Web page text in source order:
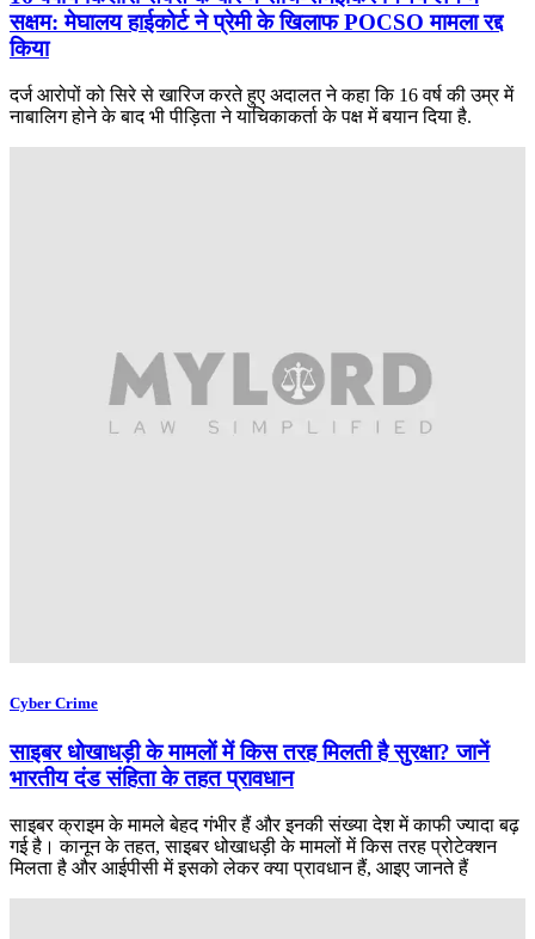
सक्षम: मेघालय हाईकोर्ट ने प्रेमी के खिलाफ POCSO मामला रद्द
किया
दर्ज आरोपों को सिरे से खारिज करते हुए अदालत ने कहा कि 16 वर्ष की उम्र में
नाबालिग होने के बाद भी पीड़िता ने याचिकाकर्ता के पक्ष में बयान दिया है.
Cyber Crime
साइबर धोखाधड़ी के मामलों में किस तरह मिलती है सुरक्षा? जानें
भारतीय दंड संहिता के तहत प्रावधान
साइबर क्राइम के मामले बेहद गंभीर हैं और इनकी संख्या देश में काफी ज्यादा बढ़
गई है। कानून के तहत, साइबर धोखाधड़ी के मामलों में किस तरह प्रोटेक्शन
मिलता है और आईपीसी में इसको लेकर क्या प्रावधान हैं, आइए जानते हैं